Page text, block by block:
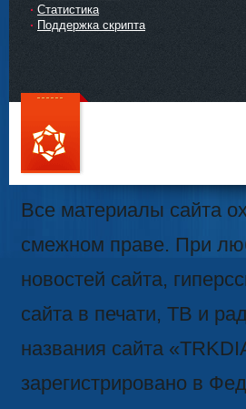
Статистика
Поддержка скрипта
111
Все материалы сайта
смежном праве. При
новостей сайта,
сайта в печати, ТВ и
названия сайта
зарегистрировано в